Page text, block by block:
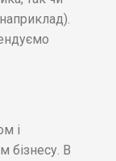
і
бізнесу. В